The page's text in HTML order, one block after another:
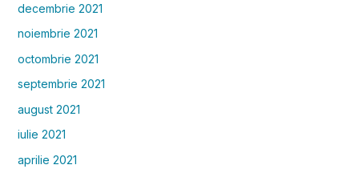
decembrie 2021
noiembrie 2021
octombrie 2021
septembrie 2021
august 2021
iulie 2021
aprilie 2021